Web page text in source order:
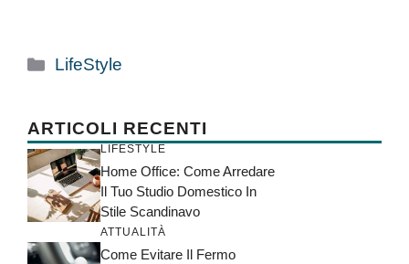
Categorie
LifeStyle
ARTICOLI RECENTI
LIFESTYLE
Home Office: Come Arredare
Il Tuo Studio Domestico In
Stile Scandinavo
ATTUALITÀ
Come Evitare Il Fermo